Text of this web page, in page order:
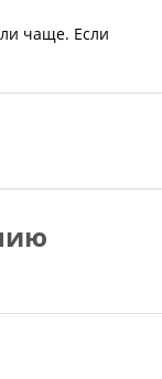
чаще. Если